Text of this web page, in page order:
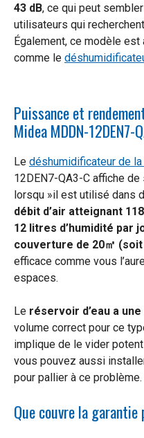
43 dB, ce qui peut
utilisateurs qui
Également, ce modèle
comme le
Puissance et
Midea MDDN-12DEN7-
Le déshumidificateur de
12DEN7-QA3-C affiche
lorsqu »il est utilisé dans
débit d’air atteignant
12 litres d’humidité par
couverture de 20㎡
efficace comme vous
espaces.
Le réservoir d’eau a
volume correct pour ce
implique de le vider
vous pouvez aussi
pour pallier à ce problème.
Que couvre la